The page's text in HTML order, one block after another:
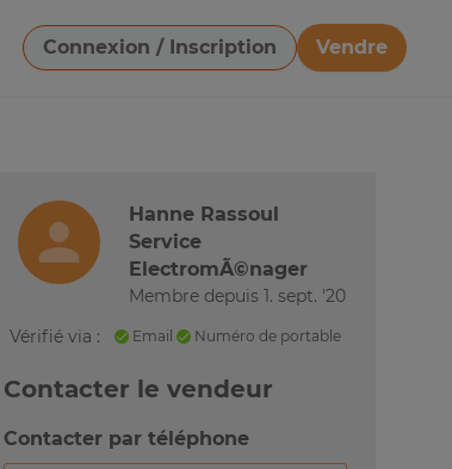
Connexion / Inscription
Vendre
Télécharger une image
Hanne Rassoul
Service
ElectromÃ©nager
Membre depuis 1. sept. '20
Vérifié via :
Email Numéro de portable
Contacter le vendeur
Contacter par téléphone